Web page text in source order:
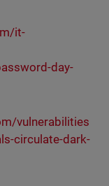
it-
day-
vulnerabilities
circulate-dark-